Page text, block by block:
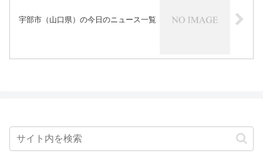
宇部市（山口県）の今日のニュース一覧